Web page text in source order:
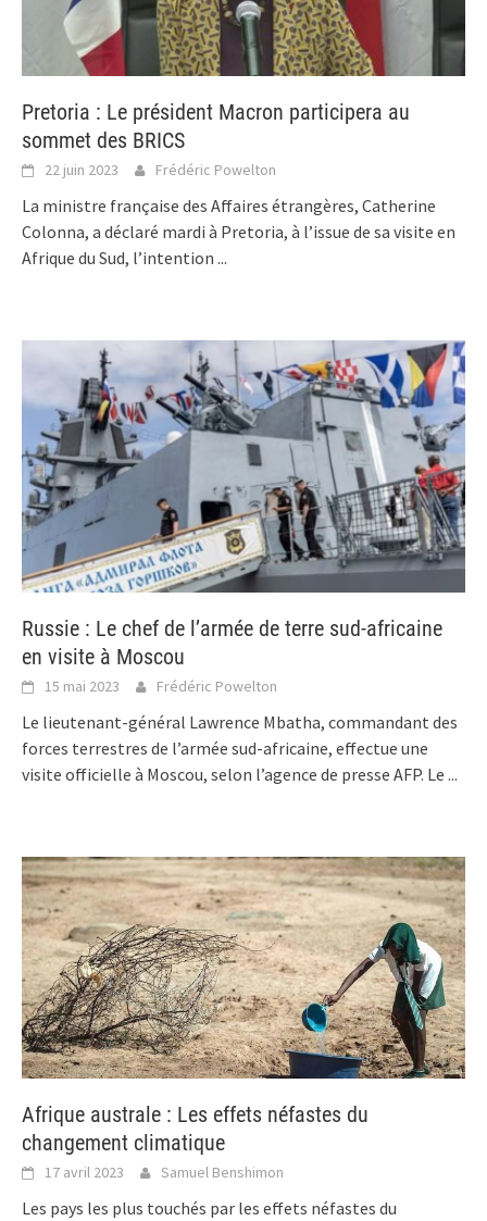
Pretoria : Le président Macron participera au
sommet des BRICS
22 juin 2023 Frédéric Powelton
La ministre française des Affaires étrangères, Catherine
Colonna, a déclaré mardi à Pretoria, à l’issue de sa visite en
Afrique du Sud, l’intention ...
Russie : Le chef de l’armée de terre sud-africaine
en visite à Moscou
15 mai 2023 Frédéric Powelton
Le lieutenant-général Lawrence Mbatha, commandant des
forces terrestres de l’armée sud-africaine, effectue une
visite officielle à Moscou, selon l’agence de presse AFP. Le ...
Afrique australe : Les effets néfastes du
changement climatique
17 avril 2023 Samuel Benshimon
Les pays les plus touchés par les effets néfastes du